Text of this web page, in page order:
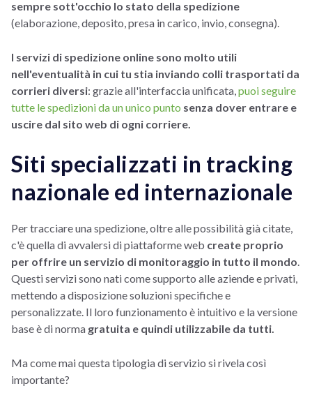
sempre sott'occhio lo stato della spedizione
(elaborazione, deposito, presa in carico, invio, consegna).
I servizi di spedizione online sono molto utili
nell'eventualità in cui tu stia inviando colli trasportati da
corrieri diversi: grazie all'interfaccia unificata,puoi seguire
tutte le spedizioni da un unico punto senza dover entrare e
uscire dal sito web di ogni corriere.
Siti specializzati in tracking
nazionale ed internazionale
Per tracciare una spedizione, oltre alle possibilità già citate,
c'è quella di avvalersi di piattaforme web create proprio
per offrire un servizio di monitoraggio in tutto il mondo.
Questi servizi sono nati come supporto alle aziende e privati,
mettendo a disposizione soluzioni specifiche e
personalizzate. Il loro funzionamento è intuitivo e la versione
base è di norma gratuita e quindi utilizzabile da tutti.
Ma come mai questa tipologia di servizio si rivela così
importante?